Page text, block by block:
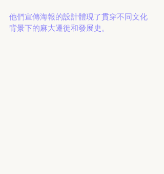
他們宣傳海報的設計體現了貫穿不同文化
背景下的麻大遷徙和發展史。